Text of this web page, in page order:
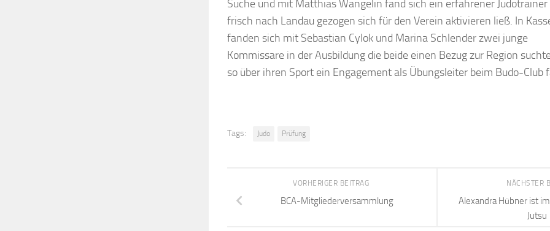
Suche und mit Matthias Wangelin fand sich ein erfahrener Judotrainer
frisch nach Landau gezogen sich für den Verein aktivieren ließ. In
fanden sich mit Sebastian Cylok und Marina Schlender zwei junge
Kommissare in der Ausbildung die beide einen Bezug zur Region
so über ihren Sport ein Engagement als Übungsleiter beim Budo-Club
Tags: Judo Prüfung
NÄCHSTER
Alexandra Hübner ist
Jutsu
VORHERIGER BEITRAG
BCA-Mitgliederversammlung